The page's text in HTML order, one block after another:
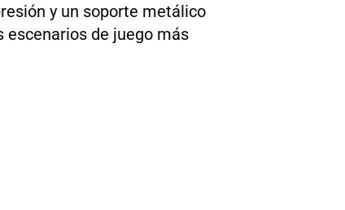
y un soporte metálico
escenarios de juego más